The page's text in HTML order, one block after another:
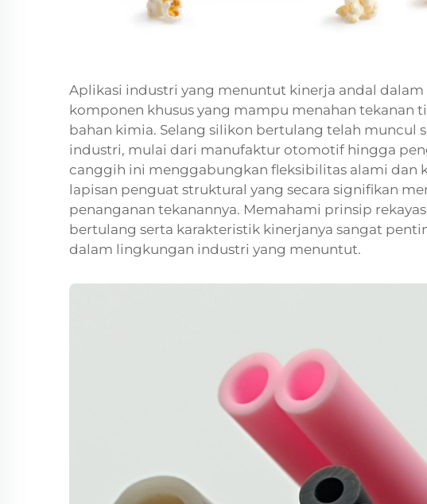
Aplikasi industri yang menuntut kinerja andal
komponen khusus yang mampu menahan tekanan
bahan kimia. Selang silikon bertulang telah muncul
industri, mulai dari manufaktur otomotif hingga
canggih ini menggabungkan fleksibilitas alami dan
lapisan penguat struktural yang secara signifikan
penanganan tekanannya. Memahami prinsip
bertulang serta karakteristik kinerjanya sangat
dalam lingkungan industri yang menuntut.